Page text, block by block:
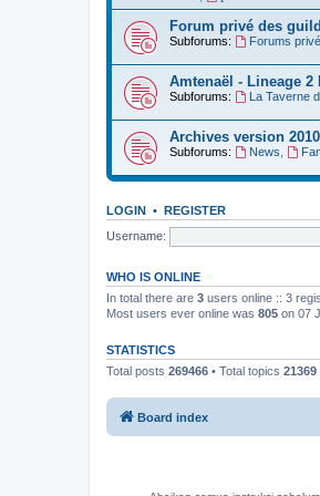
Forum privé des
Subforums: Forums
Amtenaël - Lineage 2
Subforums: La Taverne
Archives version
Subforums: News
LOGIN • REGISTER
Username:
WHO IS ONLINE
In total there are 3 users online :: 3
Most users ever online was 805 on 07
STATISTICS
Total posts 269466 • Total topics 21369
Board index